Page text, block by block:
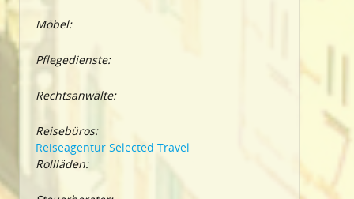
Möbel:
Pflegedienste:
Rechtsanwälte:
Reisebüros:
Reiseagentur Selected Travel
Rollläden: